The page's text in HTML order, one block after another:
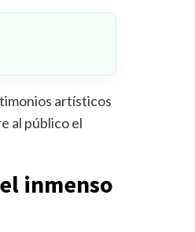
artísticos
al público el
inmenso